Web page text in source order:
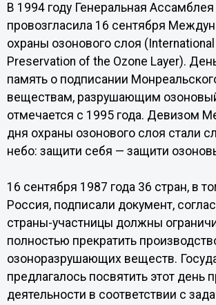
В 1994 году Генеральная
провозгласила 16 сентября
охраны озонового слоя
Preservation of the Ozone Layer).
память о подписании
веществам, разрушающим
отмечается с 1995 года. Девизом
дня охраны озонового слоя стали
небо: защити себя — защити
16 сентября 1987 года 36 стран, в
Россия, подписали документ,
страны-участницы должны
полностью прекратить
озоноразрушающих веществ.
предлагалось посвятить этот день
деятельности в соответствии с